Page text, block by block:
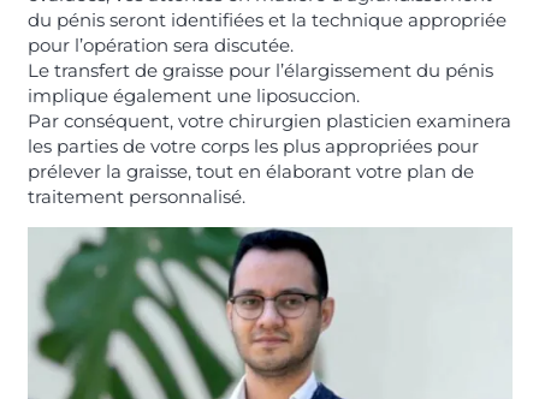
du pénis seront identifiées et la technique appropriée
pour l’opération sera discutée.
Le transfert de graisse pour l’élargissement du pénis
implique également une liposuccion.
Par conséquent, votre chirurgien plasticien examinera
les parties de votre corps les plus appropriées pour
prélever la graisse, tout en élaborant votre plan de
traitement personnalisé.